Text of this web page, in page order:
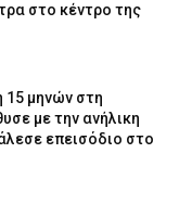
στο κέντρο της
15 μηνών στη
με την ανήλικη
επεισόδιο στο